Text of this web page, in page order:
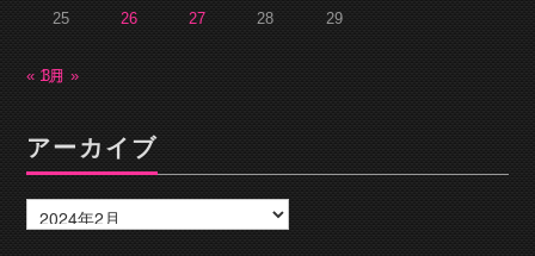
25 26 27 28 29
« 1月3月 »
アーカイブ
ー
カ